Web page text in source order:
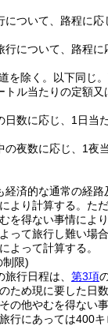
について、路程に応
行について、路程に
を除く。以下同じ
トル当たりの定額
日数に応じ、1日当
の夜数に応じ、1夜
経済的な通常の経
より計算する。 た
を得ない事情によ
って旅行し難い場
よって計算する。
制限)
行日程は、 第3項
ため現に要した日数
の他やむを得ない
行にあっては400